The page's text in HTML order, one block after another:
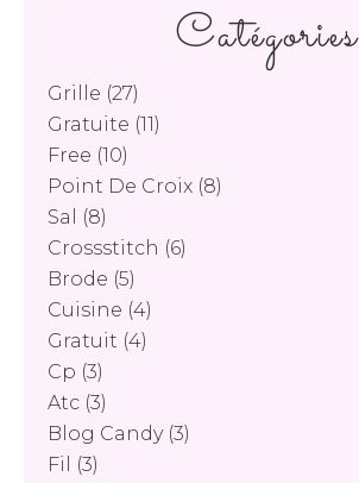
Catégories
Grille (27)
Gratuite (11)
Free (10)
Point De Croix (8)
Sal
(8)
Crossstitch (6)
Brode (5)
Cuisine (4)
Gratuit (4)
Cp (3)
Atc (3)
Blog Candy(3)
Fil
(3)